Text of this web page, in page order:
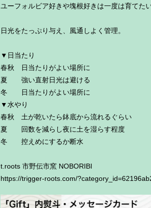
ユーフォルビア好きや塊根好きは一度は育てたい
日光をたっぷり与え、風通しよく管理。
▼日当たり
春秋 日当たりがよい場所に
夏 強い直射日光は避ける
冬 日当たりがよい場所に
▼水やり
春秋 土が乾いたら鉢底から流れるぐらい
夏 回数を減らし夜に土を湿らす程度
冬 控えめにするか断水
t.roots 市野伝市窯 NOBORIBI
https://trigger-roots.com/